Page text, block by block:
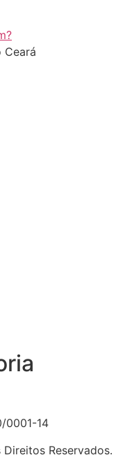
0001-14
Reservados.